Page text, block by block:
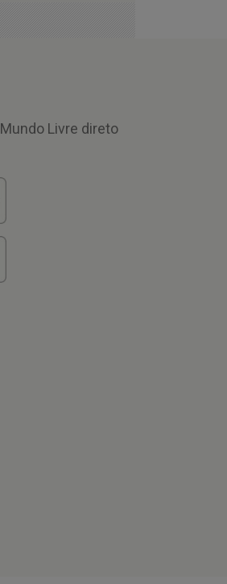
Livre direto